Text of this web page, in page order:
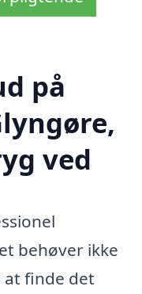
på
ved
behøver ikke
finde det